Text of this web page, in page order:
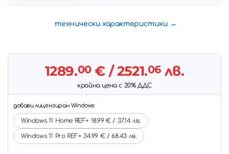
технически характеристики
1289.00€/ 2521.06 лв.
крайна цена с 20% ДДС
добави лицензиран Windows
Windows 11 Home REF+ 18.99 € / 37.14 лв.
Windows 11 Pro REF+ 34.99 € / 68.43 лв.